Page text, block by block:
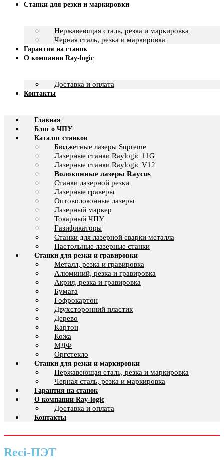
Станки для резки и маркировки
Нержавеющая сталь, резка и маркировка
Черная сталь, резка и маркировка
Гарантия на станок
О компании Ray-logic
Доставка и оплата
Контакты
Главная
Блог о ЧПУ
Каталог станков
Бюджетные лазеры Supreme
Лазерные станки Raylogic 11G
Лазерные станки Raylogic V12
Волоконные лазеры Raycus
Станки лазерной резки
Лазерные граверы
Оптоволоконные лазеры
Лазерный маркер
Токарный ЧПУ
Газификаторы
Cтанки для лазерной сварки металла
Настольные лазерные станки
Станки для резки и гравировки
Металл, резка и гравировка
Алюминий, резка и гравировка
Акрил, резка и гравировка
Бумага
Гофрокартон
Двухсторонний пластик
Дерево
Картон
Кожа
МДФ
Оргстекло
Станки для резки и маркировки
Нержавеющая сталь, резка и маркировка
Черная сталь, резка и маркировка
Гарантия на станок
О компании Ray-logic
Доставка и оплата
Контакты
Reci-ПЭТ